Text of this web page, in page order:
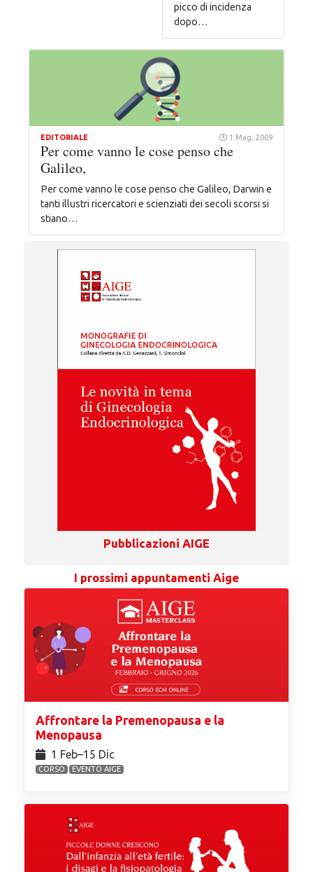
picco di incidenza
dopo…
EDITORIALE 1 Mag, 2009
Per come vanno le cose penso che
Galileo,
Per come vanno le cose penso che Galileo, Darwin e
tanti illustri ricercatori e scienziati dei secoli scorsi si
stiano…
Pubblicazioni AIGE
I prossimi appuntamenti Aige
Affrontare la Premenopausa e la
Menopausa
1 Feb⁠–15 Dic
CORSO EVENTO AIGE